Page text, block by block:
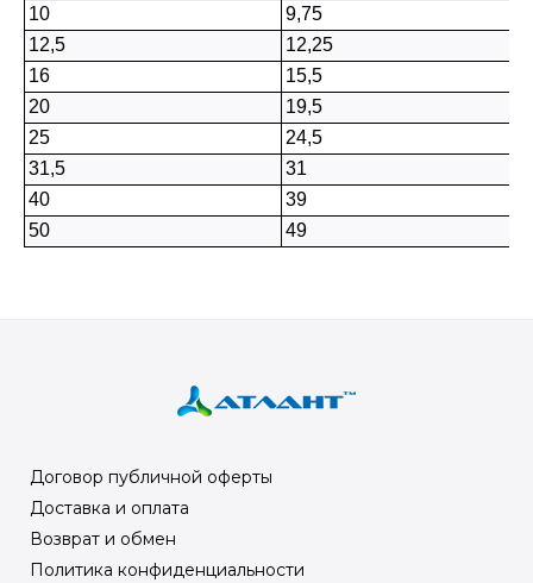
10
9,75
12,5
12,25
16
15,5
20
19,5
25
24,5
31,5
31
40
39
50
49
Договор публичной оферты
Доставка и оплата
Возврат и обмен
Политика конфиденциальности